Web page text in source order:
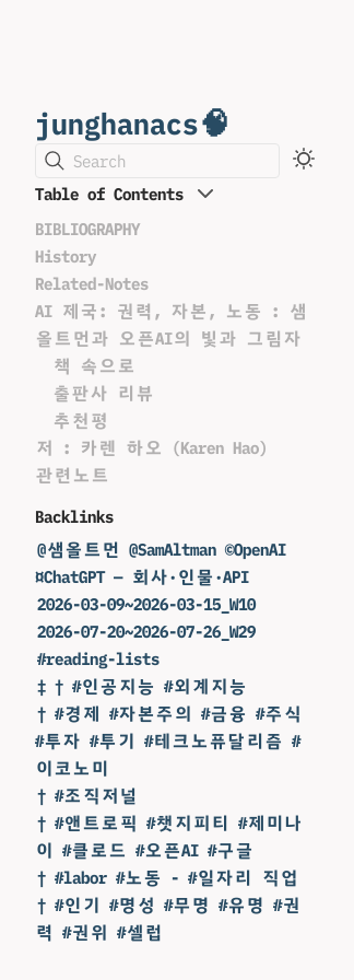
junghanacs🧠
Search
Table of Contents
BIBLIOGRAPHY
History
Related-Notes
AI 제국: 권력, 자본, 노동 : 샘
올트먼과 오픈AI의 빛과 그림자
책 속으로
출판사 리뷰
추천평
저 : 카렌 하오 (Karen Hao)
관련노트
Backlinks
@샘올트먼 @SamAltman ©OpenAI
¤ChatGPT — 회사·인물·API
2026-03-09~2026-03-15_W10
2026-07-20~2026-07-26_W29
#reading-lists
‡ † #인공지능 #외계지능
† #경제 #자본주의 #금융 #주식
#투자 #투기 #테크노퓨달리즘 #
이코노미
† #조직저널
† #앤트로픽 #챗지피티 #제미나
이 #클로드 #오픈AI #구글
† #labor #노동 - #일자리 직업
† #인기 #명성 #무명 #유명 #권
력 #권위 #셀럽